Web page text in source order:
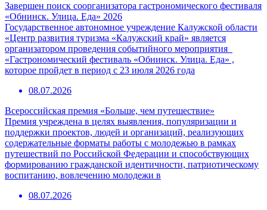
Завершен поиск соорганизатора гастрономического фестиваля
«Обнинск. Улица. Еда» 2026
Государственное автономное учреждение Калужской области
«Центр развития туризма «Калужский край» является
организатором проведения событийного мероприятия
«Гастрономический фестиваль «Обнинск. Улица. Еда» ,
которое пройдет в период с 23 июля 2026 года
08.07.2026
Всероссийская премия «Больше, чем путешествие»
Премия учреждена в целях выявления, популяризации и
поддержки проектов, людей и организаций, реализующих
содержательные форматы работы с молодежью в рамках
путешествий по Российской Федерации и способствующих
формированию гражданской идентичности, патриотическому
воспитанию, вовлечению молодежи в
08.07.2026